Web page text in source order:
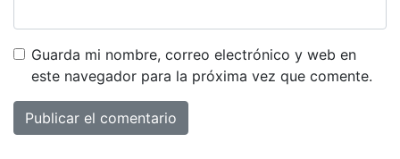
Guarda mi nombre, correo electrónico y web en
este navegador para la próxima vez que comente.